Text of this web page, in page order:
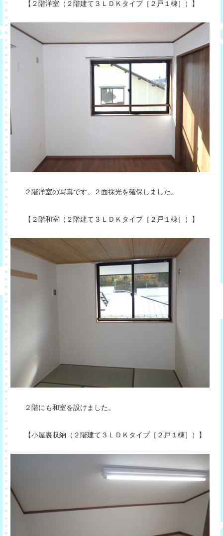
【２階洋室（２階建て３ＬＤＫタイプ［２戸１棟］）】
２階洋室の写真です。２面採光を確保しました。
【２階和室（２階建て３ＬＤＫタイプ［２戸１棟］）】
２階にも和室を設けました。
【小屋裏収納（２階建て３ＬＤＫタイプ［２戸１棟］）】